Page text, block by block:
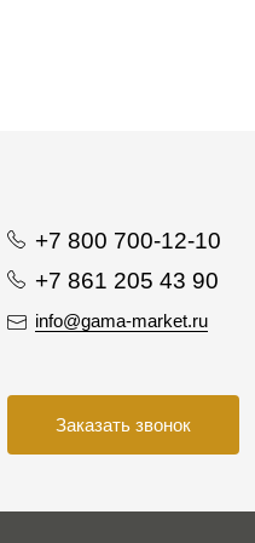
+7 800 700-12-10
+7 861 205 43 90
info@gama-market.ru
Заказать звонок